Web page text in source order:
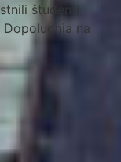
študenti
na